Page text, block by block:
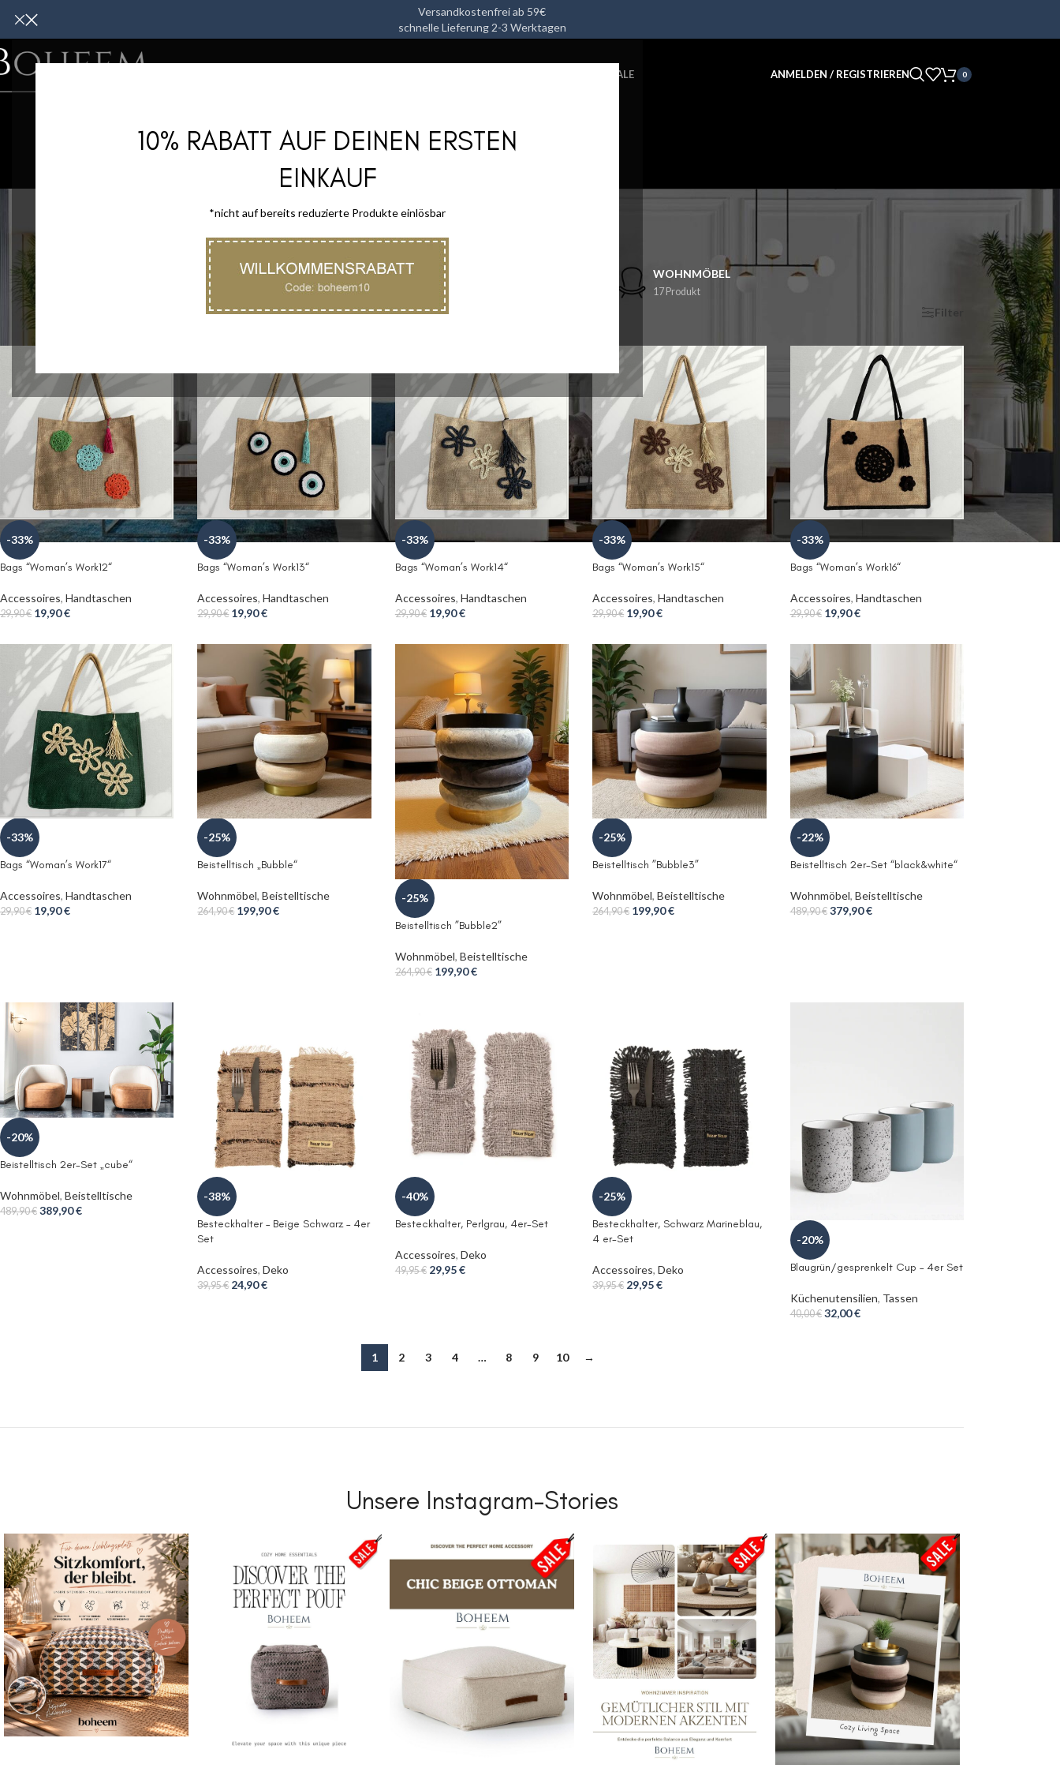
10% RABATT AUF DEINEN ERSTEN
EINKAUF
*nicht auf bereits reduzierte Produkte einlösbar
Versandkostenfrei ab 59€
schnelle Lieferung 2-3 Werktagen
SALE ANMELDEN / REGISTRIEREN 0
Shop
HEIMTEXTILIEN
47 Produkt
KÜCHENUTENSILIEN WOHNMÖBEL
17 Produkt
Shop Filter
-33%
Bags “Woman’s Work12“
Accessoires, Handtaschen
29,90€ 19,90€
-33%
Bags “Woman’s Work13“
Accessoires, Handtaschen
29,90€ 19,90€
-33%
Bags “Woman’s Work14“
Accessoires, Handtaschen
29,90€ 19,90€
-33%
Bags “Woman’s Work15“
Accessoires, Handtaschen
29,90€ 19,90€
-33%
Bags “Woman’s Work16“
Accessoires, Handtaschen
29,90€ 19,90€
-33%
Bags “Woman’s Work17“
Accessoires, Handtaschen
29,90€ 19,90€
-25%
Beistelltisch „Bubble“
Wohnmöbel, Beistelltische
264,90€ 199,90€
-25%
Beistelltisch ”Bubble2”
Wohnmöbel, Beistelltische
264,90€ 199,90€
-25%
Beistelltisch ”Bubble3”
Wohnmöbel, Beistelltische
264,90€ 199,90€
-22%
Beistelltisch 2er-Set “black&white“
Wohnmöbel, Beistelltische
489,90€ 379,90€
-20%
Beistelltisch 2er-Set „cube“
Wohnmöbel, Beistelltische
489,90€ 389,90€
-38%
Besteckhalter – Beige Schwarz – 4er
Set
Accessoires, Deko
39,95€ 24,90€
-40%
Besteckhalter, Perlgrau, 4er-Set
Accessoires, Deko
49,95€ 29,95€
-25%
Besteckhalter, Schwarz Marineblau,
4 er-Set
Accessoires, Deko
39,95€ 29,95€
-20%
Blaugrün/gesprenkelt Cup – 4er Set
Küchenutensilien, Tassen
40,00€ 32,00€
1 2 3 4 … 8 9 10 →
Unsere Instagram-Stories